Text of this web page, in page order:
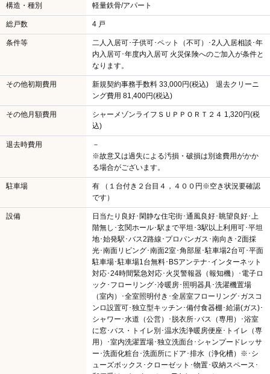
構造・種別 軽量鉄骨/アパート
総戸数 4 戸
条件等
二人入居可･子供可･ペット（不可）･2人入居相談･年
内入居可･年度内入居可 火災保険へのご加入が条件と
なります。
その他初期費用
新規契約事務手数料 33,000円(税込) 退去クリーニ
ング費用 81,400円(税込)
その他月額費用
シャーメゾンライフＳＵＰＰＯＲＴ２４ 1,320円(税
込)
退去時費用
－
※故意又は過失による汚損・破損は別途費用がかか
る場合がございます。
駐車場
有 （１台付き２台目４，４００円※空き状況要確認
です）
設備
日当たり良好･閑静な住宅街･通風良好･眺望良好･上
階無し･玄関ホール･駅まで平坦･3駅以上利用可･平坦
地･始発駅･バス2路線･プロパンガス･南向き･2面採
光･南面リビング･南面2室･角部屋･駐車場2台可･平面
駐車場･駐車場1台無料･BSアンテナ･インターネット
対応･24時間緊急対応･火災警報器（報知機）･電子ロ
ック･フローリング･冷暖房･照明器具･洗濯機置場
（室内）･全室照明付き･全居室フローリング･ガスコ
ンロ設置可･独立型キッチン･備付食器棚･給湯(ガス)･
シャワー･水道（公営）･脱衣所･バス（専用）･浴室
に窓･バス・トイレ別･温水洗浄暖房便座･トイレ（専
用）･室内洗濯置場･独立洗面台･シャンプードレッサ
ー･洗面化粧台･洗面所にドア･排水（浄化槽）※･シ
ューズボックス･クローゼット･物置･収納スペース･